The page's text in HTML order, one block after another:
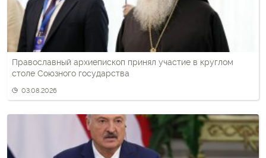
Православный архиепископ принял участие в круглом
столе Союзного государства
03.08.2026